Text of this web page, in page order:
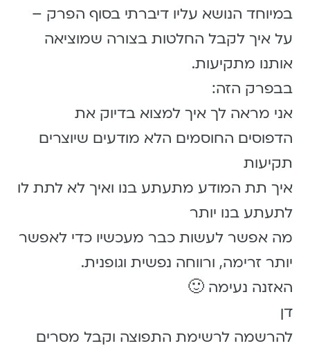
במיוחד הנושא עליו דיברתי בסוף הפרק –
על איך לקבל החלטות בצורה שמוציאה
אותנו מתקיעות.
בבפרק הזה:
אני מראה לך איך למצוא בדיוק את
הדפוסים החוסמים הלא מודעים שיוצרים
תקיעות
איך תת המודע מתעתע בנו ואיך לא לתת לו
לתעתע בנו יותר
מה אפשר לעשות כבר מעכשיו כדי לאפשר
יותר זרימה, ורווחה נפשית וגופנית.
האזנה נעימה 🙂
דן
להרשמה לרשימת התפוצה וקבל מסרים